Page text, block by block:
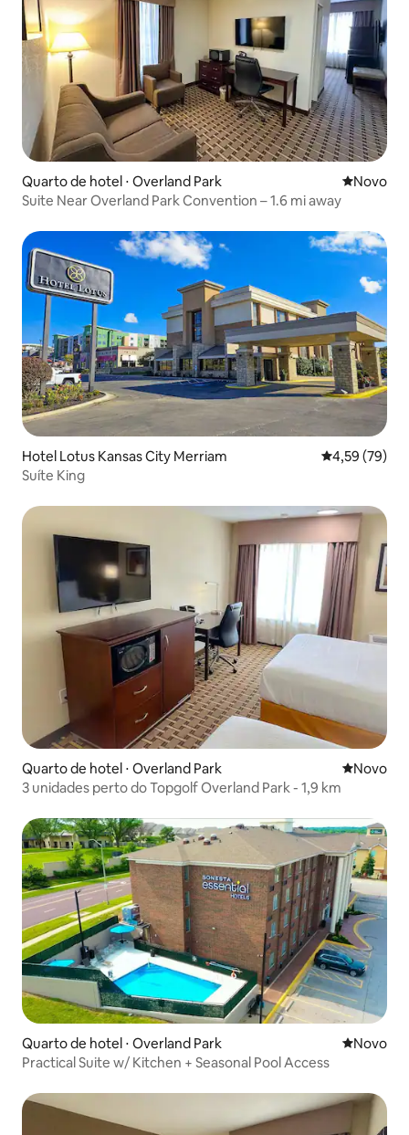
Quarto de hotel ⋅ Overland Park Novo
Novo
Suite Near Overland Park Convention – 1.6 mi away
Hotel Lotus Kansas City Merriam 4,59 de uma
4,59 (79)
Suíte King
Quarto de hotel ⋅ Overland Park Novo
Novo
3 unidades perto do Topgolf Overland Park - 1,9 km
Quarto de hotel ⋅ Overland Park Novo
Novo
Practical Suite w/ Kitchen + Seasonal Pool Access